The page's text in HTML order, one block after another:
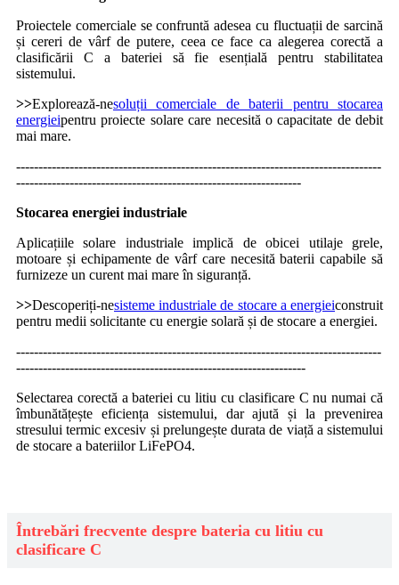
Proiectele comerciale se confruntă adesea cu fluctuații de sarcină
și cereri de vârf de putere, ceea ce face ca alegerea corectă a
clasificării C a bateriei să fie esențială pentru stabilitatea
sistemului.
>>Explorează-nesoluții comerciale de baterii pentru stocarea
energieipentru proiecte solare care necesită o capacitate de debit
mai mare.
----------------------------------------------------------------------------------
----------------------------------------------------------------
Stocarea energiei industriale
Aplicațiile solare industriale implică de obicei utilaje grele,
motoare și echipamente de vârf care necesită baterii capabile să
furnizeze un curent mai mare în siguranță.
>>Descoperiți-nesisteme industriale de stocare a energieiconstruit
pentru medii solicitante cu energie solară și de stocare a energiei.
----------------------------------------------------------------------------------
-----------------------------------------------------------------
Selectarea corectă a bateriei cu litiu cu clasificare C nu numai că
îmbunătățește eficiența sistemului, dar ajută și la prevenirea
stresului termic excesiv și prelungește durata de viață a sistemului
de stocare a bateriilor LiFePO4.
Întrebări frecvente despre bateria cu litiu cu
clasificare C